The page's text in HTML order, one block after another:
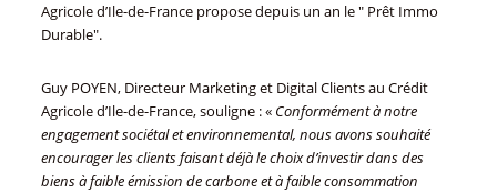
Agricole d’Ile-de-France propose depuis un an le " Prêt Immo
Durable".
Guy POYEN, Directeur Marketing et Digital Clients au Crédit
Agricole d’Ile-de-France, souligne : « Conformément à notre
engagement sociétal et environnemental, nous avons souhaité
encourager les clients faisant déjà le choix d’investir dans des
biens à faible émission de carbone et à faible consommation